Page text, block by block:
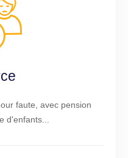
faute, avec pension
d'enfants...